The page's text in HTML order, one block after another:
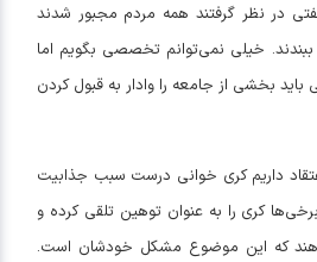
در نظر گرفتند همه مردم مجبور شدند
خیلی نمی‌توانم تخصصی بگویم اما
بخشی از جامعه را وادار به قبول کردن
داریم کری خوانی درست سبب جذابیت
کری را به عنوان توهین تلقی کرده و
که این موضوع مشکل خودشان است.